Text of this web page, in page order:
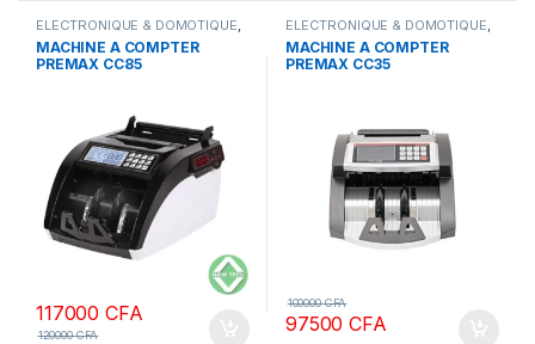
ELECTRONIQUE & DOMOTIQUE,
MACHINES A COMPTER
MACHINE A COMPTER
PREMAX CC85
117000CFA
120000CFA
ELECTRONIQUE & DOMOTIQUE,
MACHINES A COMPTER
MACHINE A COMPTER
PREMAX CC35
97500CFA
100000CFA